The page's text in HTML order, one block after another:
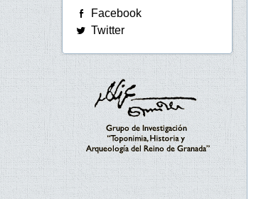
Facebook
Twitter